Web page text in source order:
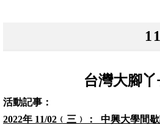
台灣大腳
活動記事：
2022年 11/02﹙三﹚： 中興大學間